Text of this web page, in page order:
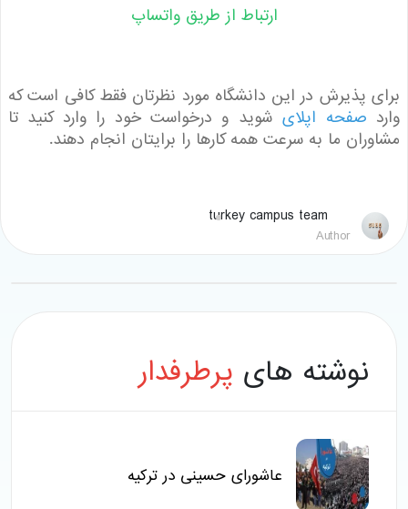
ارتباط از طریق واتساپ
پذیرش در این دانشگاه مورد نظرتان فقط کافی است که
صفحه اپلای شوید و درخواست خود را وارد کنید تا
ما به سرعت همه کارها را برایتان انجام دهند.
turkey campus team
Author
نوشته هایپرطرفدار
عاشورای حسینی در ترکیه